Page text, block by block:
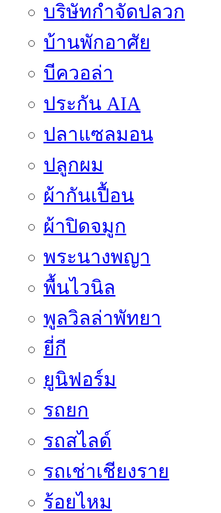
บริษัทกำจัดปลวก
บ้านพักอาศัย
บีควอล่า
ประกัน AIA
ปลาแซลมอน
ปลูกผม
ผ้ากันเปื้อน
ผ้าปิดจมูก
พระนางพญา
พื้นไวนิล
พูลวิลล่าพัทยา
ยี่กี
ยูนิฟอร์ม
รถยก
รถสไลด์
รถเช่าเชียงราย
ร้อยไหม